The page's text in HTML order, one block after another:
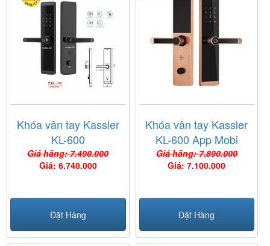
Khóa vân tay Kassler
KL-600
Giá hãng: 7.490.000
Giá: 6.740.000
Đặt Hàng
Khóa vân tay Kassler
KL-600 App Mobi
Giá hãng: 7.890.000
Giá: 7.100.000
Đặt Hàng